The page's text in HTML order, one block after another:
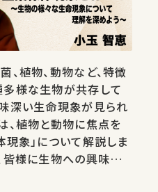
、植物、動物など、特徴
様な生物が共存して
深い生命現象が見られ
、植物と動物に焦点を
現象」について解説しま
皆様に生物への興味を